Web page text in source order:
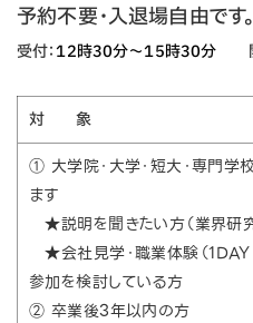
予約不要・入退場自由です。
受付：12時30分〜15時30分 開
対 象
① 大学院・大学・短大・専門
ます
★説明を聞きたい方（業界研究
★会社見学・職業体験（1DAY
参加を検討している方
② 卒業後3年以内の方